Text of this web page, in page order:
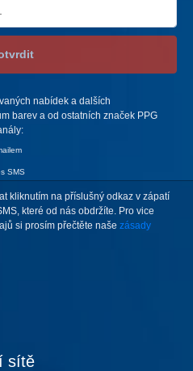
nabídek a dalších
barev a od ostatních značek PPG
SMS
kliknutím na příslušný odkaz v zápatí
které od nás obdržíte. Pro vice
si prosím přečtěte naše zásady
sítě